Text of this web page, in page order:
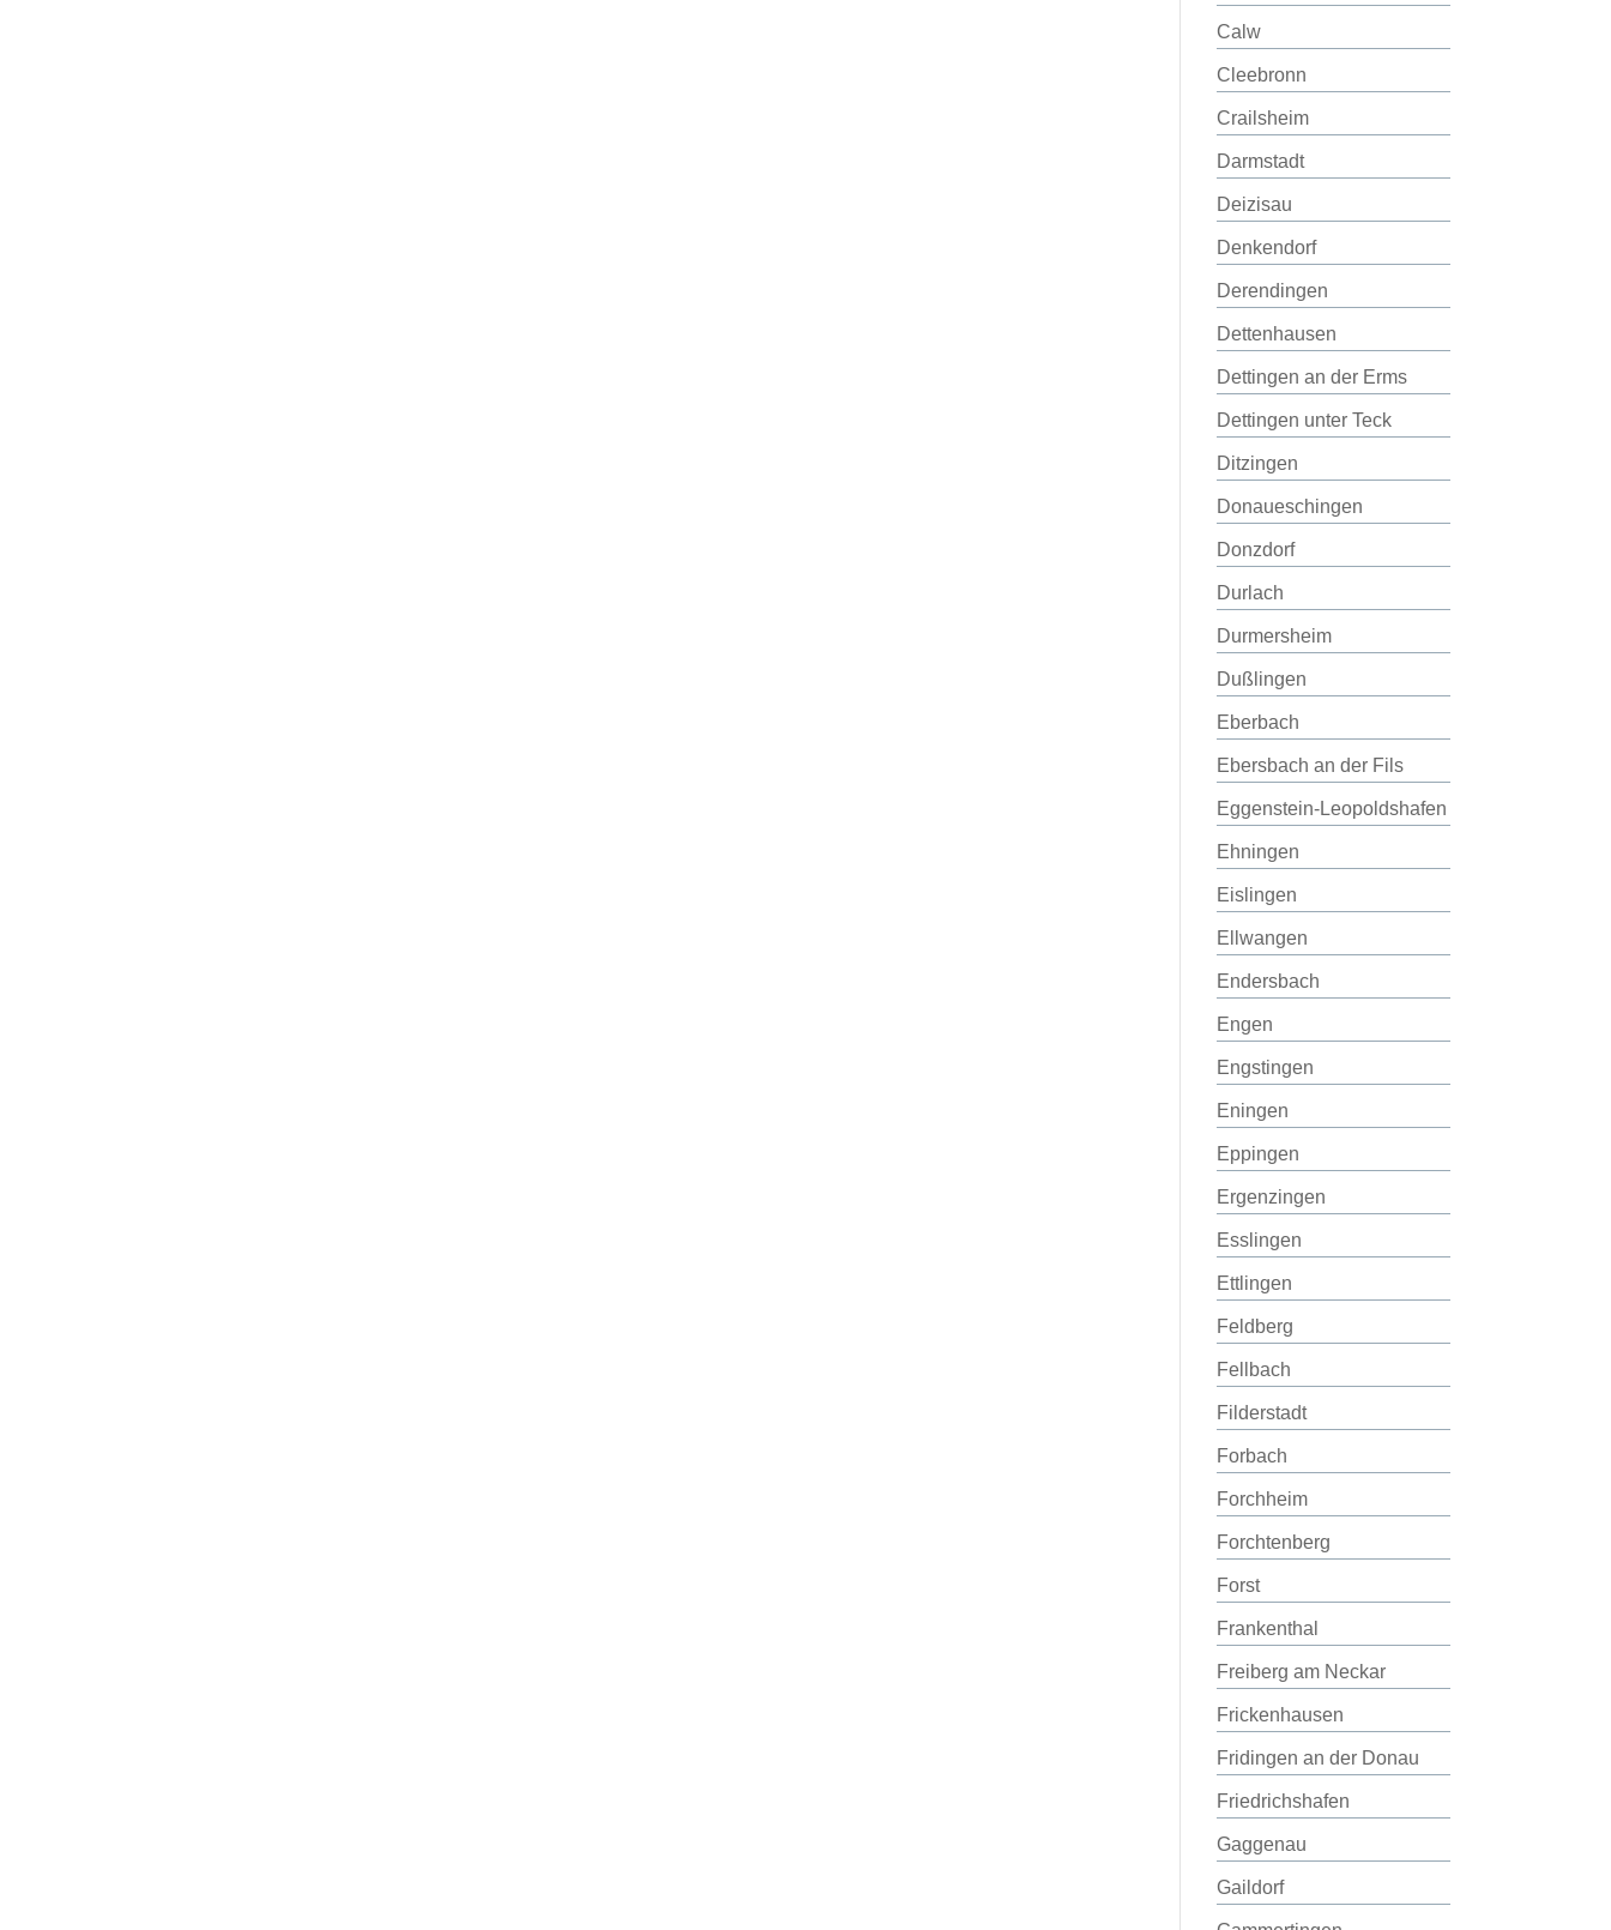
Calw
Cleebronn
Crailsheim
Darmstadt
Deizisau
Denkendorf
Derendingen
Dettenhausen
Dettingen an der Erms
Dettingen unter Teck
Ditzingen
Donaueschingen
Donzdorf
Durlach
Durmersheim
Dußlingen
Eberbach
Ebersbach an der Fils
Eggenstein-Leopoldshafen
Ehningen
Eislingen
Ellwangen
Endersbach
Engen
Engstingen
Eningen
Eppingen
Ergenzingen
Esslingen
Ettlingen
Feldberg
Fellbach
Filderstadt
Forbach
Forchheim
Forchtenberg
Forst
Frankenthal
Freiberg am Neckar
Frickenhausen
Fridingen an der Donau
Friedrichshafen
Gaggenau
Gaildorf